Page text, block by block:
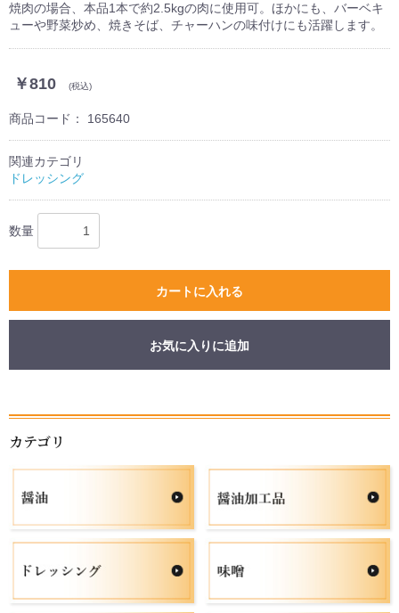
カテゴリ
焼肉の場合、本品1本で約2.5kgの肉に使用可。ほかにも、バーベキ
ューや野菜炒め、焼きそば、チャーハンの味付けにも活躍します。
￥810 (税込)
商品コード： 165640
関連カテゴリ
ドレッシング
数量
カートに入れる
お買い物を続ける カートへ進む
お気に入りに追加